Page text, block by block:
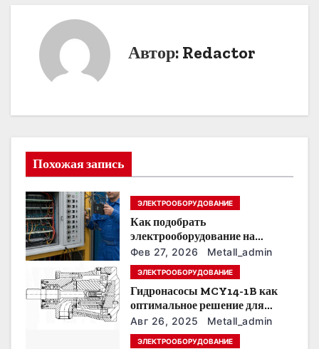
я
п
о
з
п
Автор: Redactor
Похожая запись
ЭЛЕКТРООБОРУДОВАНИЕ
Как подобрать
электрооборудование на
предприятии под тяжелые
условия эксплуатации
Фев 27, 2026 Metall_admin
ЭЛЕКТРООБОРУДОВАНИЕ
Гидронасосы MCY14-1B как
оптимальное решение для
модернизации гидросистем
Авг 26, 2025 Metall_admin
ЭЛЕКТРООБОРУДОВАНИЕ